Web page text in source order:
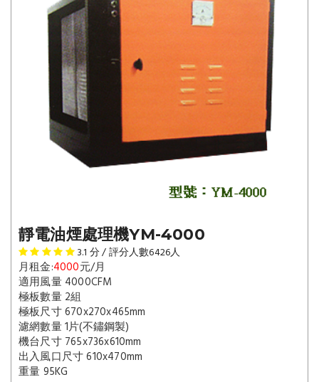
靜電油煙處理機YM-4000
3.1 分 / 評分人數6426人
月租金:4000元/月
適用風量 4000CFM
極板數量 2組
極板尺寸 670x270x465mm
濾網數量 1片(不鏽鋼製)
機台尺寸 765x736x610mm
出入風口尺寸 610x470mm
重量 95KG